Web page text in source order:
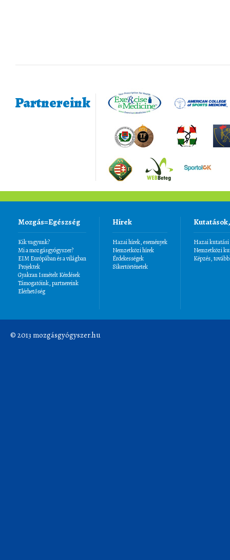
Partnereink
Mozgás=Egészség
Kik vagyunk?
Mi a mozgásgyógyszer?
EIM Európában és a világban
Projektek
Gyakran Ismételt Kérdések
Támogatóink, partnereink
Elérhetőség
Hírek
Hazai hírek, események
Nemzetközi hírek
Érdekességek
Sikertörténetek
Hazai kutatási
Nemzetközi
Képzés,
© 2013 mozgásgyógyszer.hu